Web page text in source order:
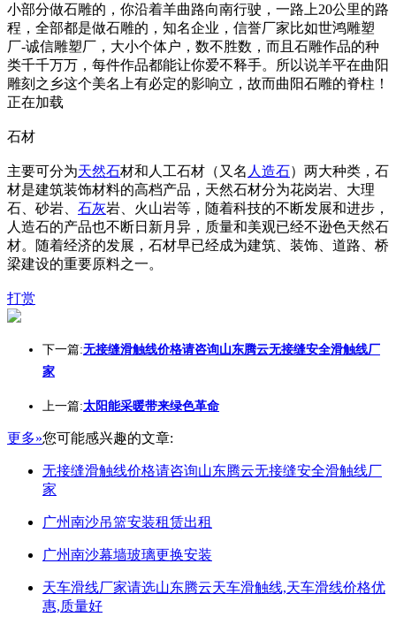
小部分做石雕的，你沿着羊曲路向南行驶，一路上20公里的路
程，全部都是做石雕的，知名企业，信誉厂家比如世鸿雕塑
厂-诚信雕塑厂，大小个体户，数不胜数，而且石雕作品的种
类千千万万，每件作品都能让你爱不释手。所以说羊平在曲阳
雕刻之乡这个美名上有必定的影响立，故而曲阳石雕的脊柱！
正在加载
石材
主要可分为天然石材和人工石材（又名 人造石）两大种类，石
材是建筑装饰材料的高档产品，天然石材分为花岗岩、大理
石、砂岩、 石灰岩、火山岩等，随着科技的不断发展和进步，
人造石的产品也不断日新月异，质量和美观已经不逊色天然石
材。随着经济的发展，石材早已经成为建筑、装饰、道路、桥
梁建设的重要原料之一。
打赏
下一篇:无接缝滑触线价格请咨询山东腾云无接缝安全滑触线厂
家
上一篇:太阳能采暖带来绿色革命
更多»您可能感兴趣的文章:
无接缝滑触线价格请咨询山东腾云无接缝安全滑触线厂
家
广州南沙吊篮安装租赁出租
广州南沙幕墙玻璃更换安装
天车滑线厂家请选山东腾云天车滑触线,天车滑线价格优
惠,质量好